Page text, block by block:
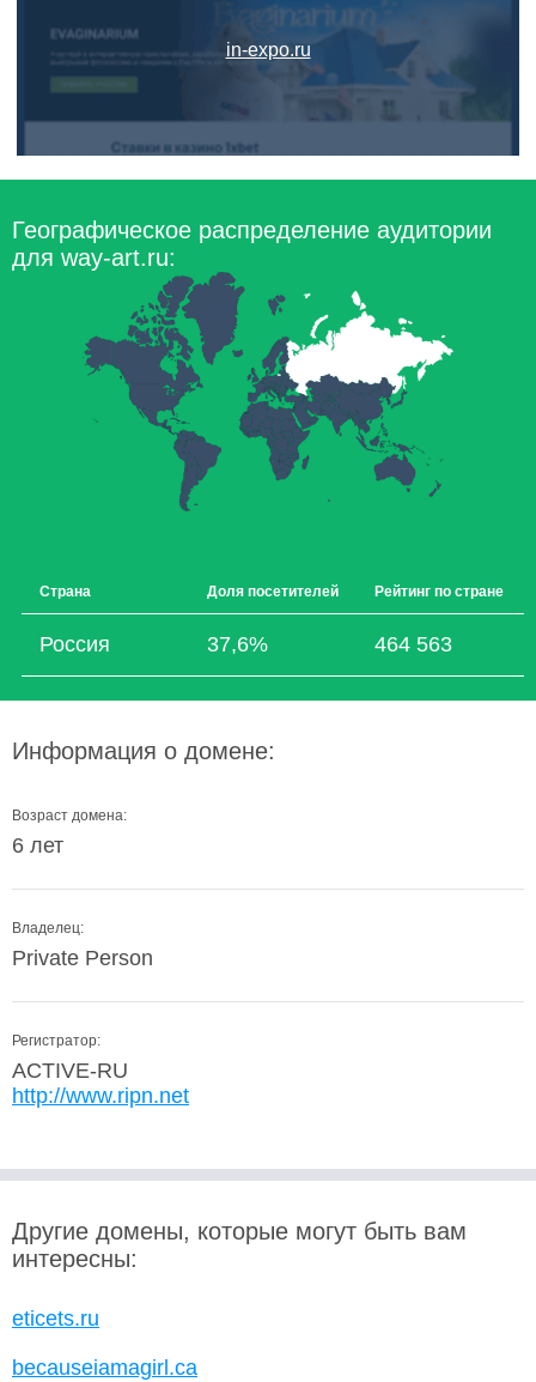
in-expo.ru
Географическое распределение аудитории
для way-art.ru:
Страна Доля посетителей Рейтинг по стране
Россия 37,6% 464 563
Информация о домене:
Возраст домена:
6 лет
Владелец:
Private Person
Регистратор:
ACTIVE-RU
http://www.ripn.net
Другие домены, которые могут быть вам
интересны:
eticets.ru
becauseiamagirl.ca